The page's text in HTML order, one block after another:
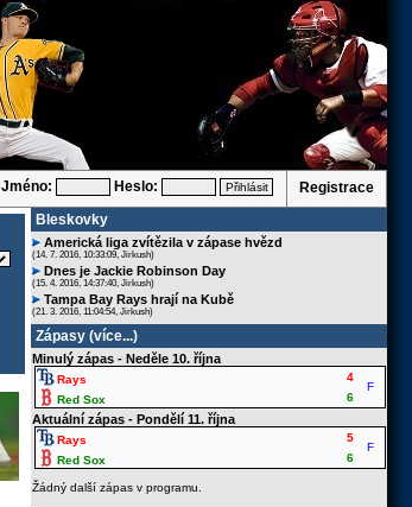
Jméno: Heslo: Registrace
Bleskovky
Americká liga zvítězila v zápase hvězd
(14. 7. 2016, 10:33:09, Jirkush)
Dnes je Jackie Robinson Day
(15. 4. 2016, 14:37:40, Jirkush)
Tampa Bay Rays hrají na Kubě
(21. 3. 2016, 11:04:54, Jirkush)
Zápasy (více...)
Minulý zápas - Neděle 10. října
Rays 4
F
Red Sox
6
Aktuální zápas - Pondělí 11. října
Rays 5
F
Red Sox
6
Žádný další zápas v programu.